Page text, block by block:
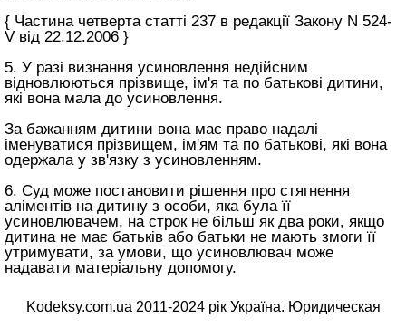
{ Частина четверта статті 237 в редакції Закону N 524-
V від 22.12.2006 }
5. У разі визнання усиновлення недійсним
відновлюються прізвище, ім'я та по батькові дитини,
які вона мала до усиновлення.
За бажанням дитини вона має право надалі
іменуватися прізвищем, ім'ям та по батькові, які вона
одержала у зв'язку з усиновленням.
6. Суд може постановити рішення про стягнення
аліментів на дитину з особи, яка була її
усиновлювачем, на строк не більш як два роки, якщо
дитина не має батьків або батьки не мають змоги її
утримувати, за умови, що усиновлювач може
надавати матеріальну допомогу.
Kodeksy.com.ua 2011-2024 рік Україна. Юридическая